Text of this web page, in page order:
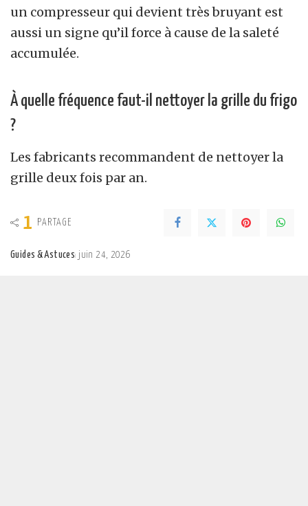
un compresseur qui devient très bruyant est
aussi un signe qu’il force à cause de la saleté
accumulée.
À quelle fréquence faut-il nettoyer la grille du frigo
?
Les fabricants recommandent de nettoyer la
grille deux fois par an.
1 PARTAGE
Guides & Astuces juin 24, 2026